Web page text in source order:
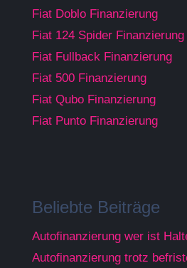
Fiat Doblo Finanzierung
Fiat 124 Spider Finanzierung
Fiat Fullback Finanzierung
Fiat 500 Finanzierung
Fiat Qubo Finanzierung
Fiat Punto Finanzierung
Beliebte Beiträge
Autofinanzierung wer ist
Autofinanzierung trotz